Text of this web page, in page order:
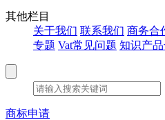
其他栏目
关于我们 联系我们 商务合
专题 Vat常见问题 知识产
商标申请